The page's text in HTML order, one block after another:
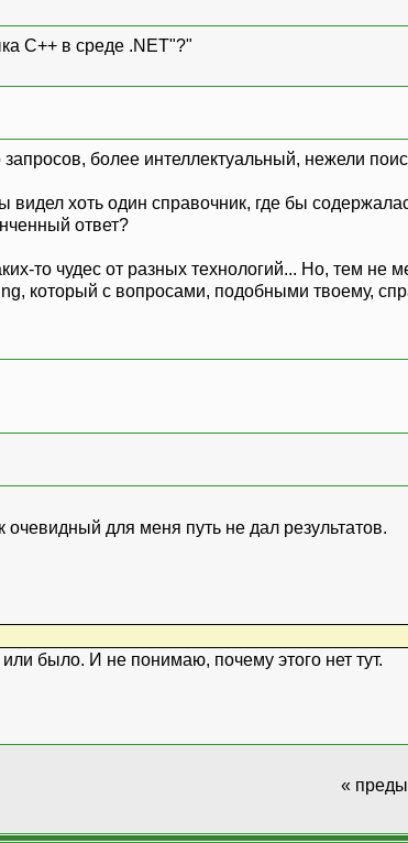
С++ в среде .NET"?"
более интеллектуальный, нежели
хоть один справочник, где бы
ответ?
то чудес от разных технологий... Но, тем не
который с вопросами, подобными твоему,
очевидный для меня путь не дал результатов.
было. И не понимаю, почему этого нет тут.
«